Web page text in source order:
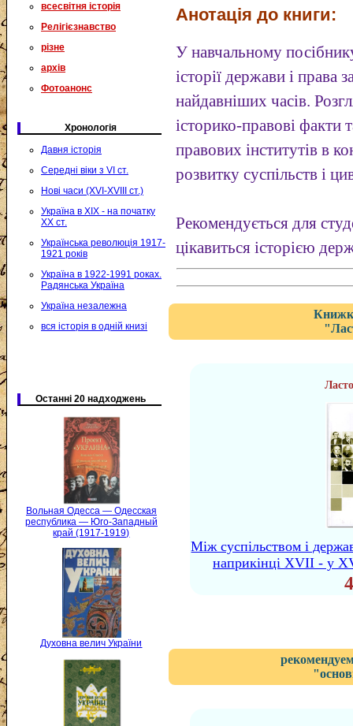
всесвітня історія
Релігієзнавство
різне
архів
Фотоанонс
Хронологія
Давня історія
Середні віки з VI ст.
Нові часи (XVI-XVIII ст.)
Україна в XIX - на початку
XX ст.
Українська революція 1917-
1921 років
Україна в 1922-1991 роках.
Радянська Україна
Україна незалежна
вся історія в одній книзі
Останні 20 надходжень
Вольная Одесса — Одесская
республика — Юго-Западный
край (1917-1919)
Духовна велич України
Анотація до книги:
У навчальному
історії держави і права
найдавніших часів.
історико-правові
правових інститутів в
розвитку суспільств і
Рекомендується для
цікавиться історією
Між суспільством і
наприкінці XVII - у